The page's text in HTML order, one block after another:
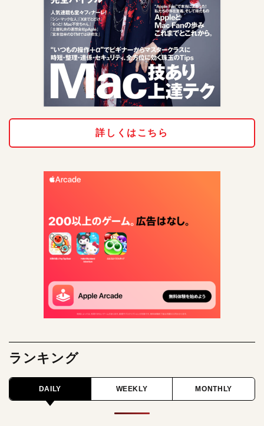
詳しくはこちら
ランキング
DAILY WEEKLY MONTHLY